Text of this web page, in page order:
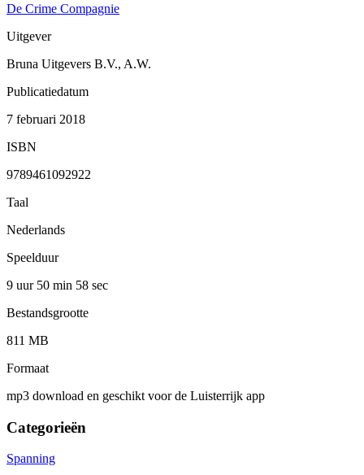
De Crime Compagnie
Uitgever
Bruna Uitgevers B.V., A.W.
Publicatiedatum
7 februari 2018
ISBN
9789461092922
Taal
Nederlands
Speelduur
9 uur 50 min 58 sec
Bestandsgrootte
811 MB
Formaat
mp3 download en geschikt voor de Luisterrijk app
Categorieën
Spanning